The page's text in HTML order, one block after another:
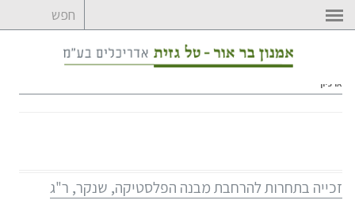
לדלג
לתוכן
ארכיון
זכייה בתחרות להרחבת מבנה הפלסטיקה, שנקר, ר"ג